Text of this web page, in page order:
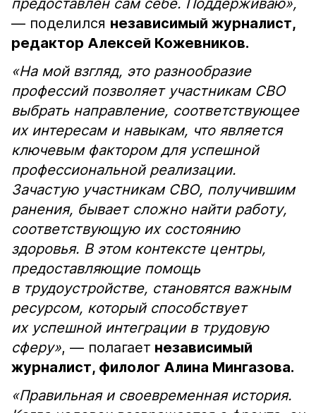
предоставлен сам себе. Поддерживаю»,
— поделился независимый журналист,
редактор Алексей Кожевников.
«На мой взгляд, это разнообразие
профессий позволяет участникам СВО
выбрать направление, соответствующее
их интересам и навыкам, что является
ключевым фактором для успешной
профессиональной реализации.
Зачастую участникам СВО, получившим
ранения, бывает сложно найти работу,
соответствующую их состоянию
здоровья. В этом контексте центры,
предоставляющие помощь
в трудоустройстве, становятся важным
ресурсом, который способствует
их успешной интеграции в трудовую
сферу», — полагает независимый
журналист, филолог Алина Мингазова.
«Правильная и своевременная история.